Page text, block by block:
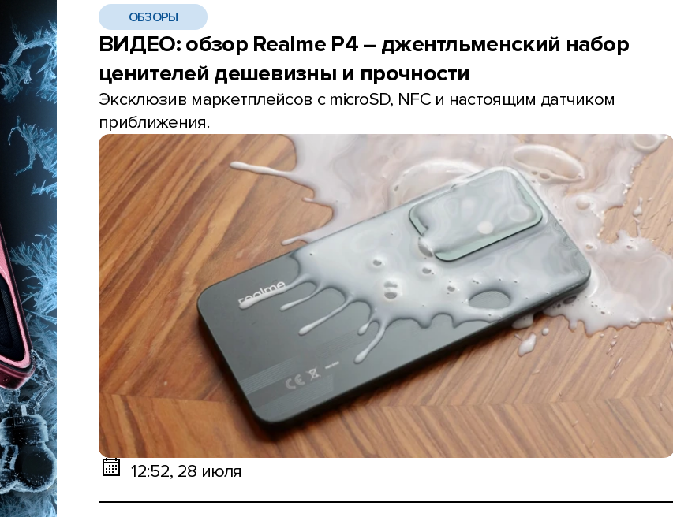
ОБЗОРЫ
ВИДЕО: обзор Realme P4 – джентльменский набор
ценителей дешевизны и прочности
Эксклюзив маркетплейсов с microSD, NFC и настоящим датчиком
приближения.
12:52, 28 июля